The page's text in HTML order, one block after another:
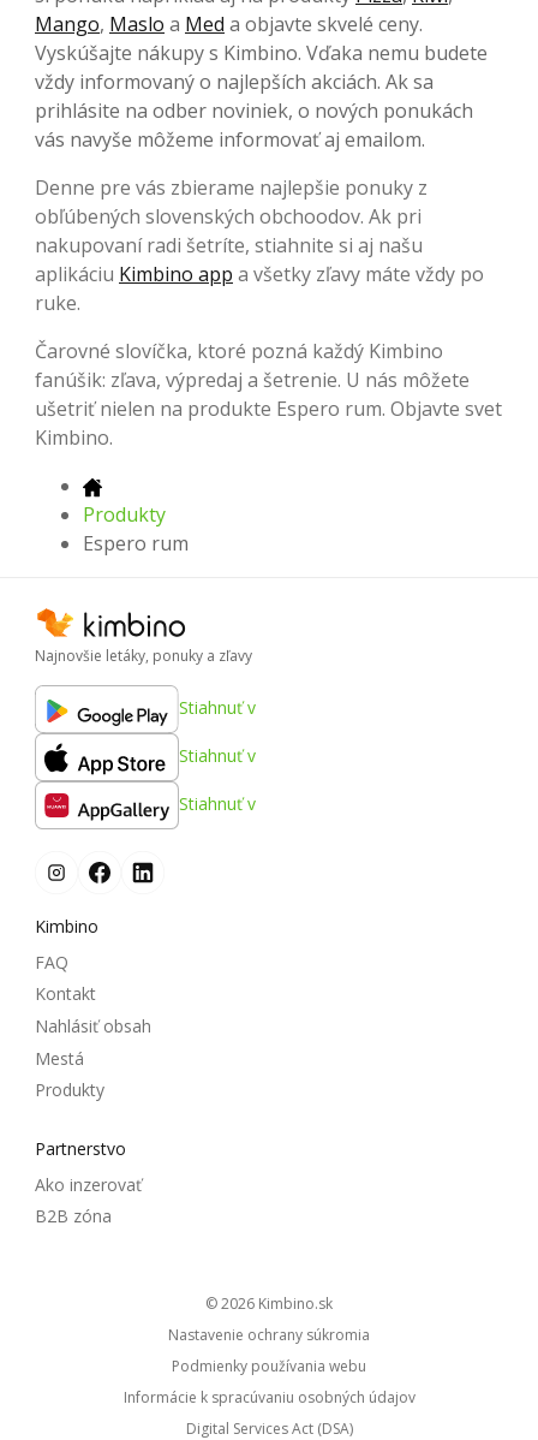
Mango, Maslo a Med a objavte skvelé ceny.
Vyskúšajte nákupy s Kimbino. Vďaka nemu budete
vždy informovaný o najlepších akciách. Ak sa
prihlásite na odber noviniek, o nových ponukách
vás navyše môžeme informovať aj emailom.
Denne pre vás zbierame najlepšie ponuky z
obľúbených slovenských obchoodov. Ak pri
nakupovaní radi šetríte, stiahnite si aj našu
aplikáciu Kimbino app a všetky zľavy máte vždy po
ruke.
Čarovné slovíčka, ktoré pozná každý Kimbino
fanúšik: zľava, výpredaj a šetrenie. U nás môžete
ušetriť nielen na produkte Espero rum. Objavte svet
Kimbino.
Produkty
Espero rum
Najnovšie letáky, ponuky a zľavy
Stiahnuť v
Stiahnuť v
Stiahnuť v
Kimbino
FAQ
Kontakt
Nahlásiť obsah
Mestá
Produkty
Partnerstvo
Ako inzerovať
B2B zóna
© 2026
kimbino.sk
Nastavenie ochrany súkromia
Podmienky používania webu
Informácie k spracúvaniu osobných údajov
Digital Services Act (DSA)